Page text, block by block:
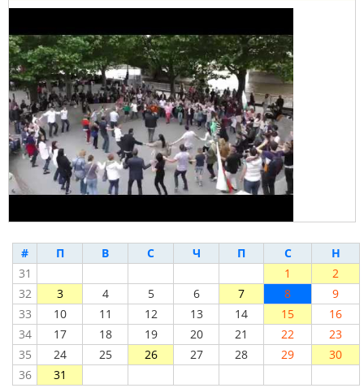
# П В С Ч П С
Н
31
1
2
32
3 4 5 6 7 8
9
33
10 11 12 13 14 15
16
34
17 18 19 20 21 22
23
35
24 25 26 27 28 29
30
36
31